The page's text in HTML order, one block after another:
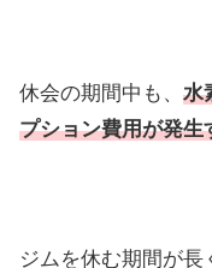
休会の期間中も、 水
プション費用が発生
ジムを休む期間が